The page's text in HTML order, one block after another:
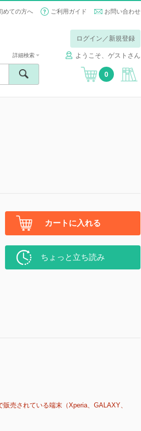
めての方へ ご利用ガイド お問い合わせ
ログイン／新規登録
ようこそ、ゲストさん
詳細検索
0
カートに入れる
ちょっと立ち読み
売されている端末（Xperia、GALAXY、